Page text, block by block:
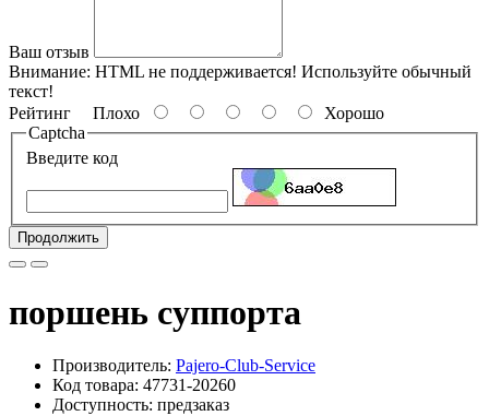
Ваш отзыв
Внимание: HTML не поддерживается! Используйте обычный
текст!
Рейтинг Плохо
Хорошо
Captcha
Введите код
Продолжить
поршень суппорта
Производитель: Pajero-Club-Service
Код товара: 47731-20260
Доступность: предзаказ